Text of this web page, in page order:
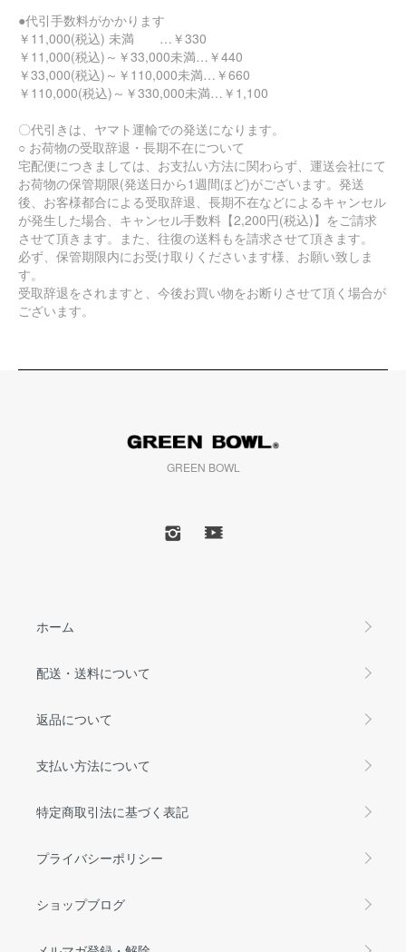
●代引手数料がかかります
￥11,000(税込) 未満 …￥330
￥11,000(税込)～￥33,000未満…￥440
￥33,000(税込)～￥110,000未満…￥660
￥110,000(税込)～￥330,000未満…￥1,100
〇代引きは、ヤマト運輸での発送になります。
○ お荷物の受取辞退・長期不在について
宅配便につきましては、お支払い方法に関わらず、運送会社にて
お荷物の保管期限(発送日から1週間ほど)がございます。発送
後、お客様都合による受取辞退、長期不在などによるキャンセル
が発生した場合、キャンセル手数料【2,200円(税込)】をご請求
させて頂きます。また、往復の送料もを請求させて頂きます。
必ず、保管期限内にお受け取りくださいます様、お願い致しま
す。
受取辞退をされますと、今後お買い物をお断りさせて頂く場合が
ございます。
GREEN BOWL
ホーム
配送・送料について
返品について
支払い方法について
特定商取引法に基づく表記
プライバシーポリシー
ショップブログ